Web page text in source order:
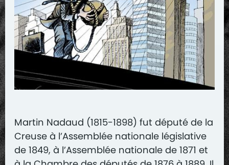
Martin Nadaud (1815-1898) fut député de la
Creuse à l’Assemblée nationale législative
de 1849, à l’Assemblée nationale de 1871 et